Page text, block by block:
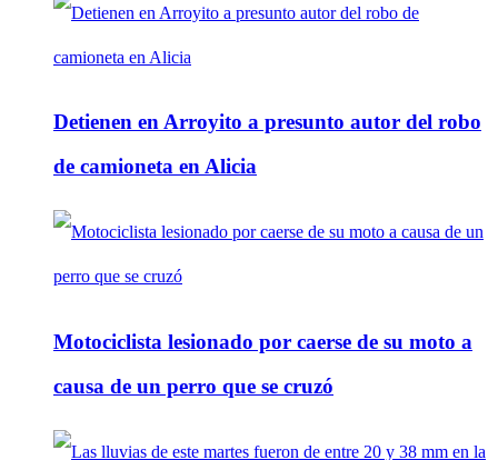
Detienen en Arroyito a presunto autor del robo
de camioneta en Alicia
Motociclista lesionado por caerse de su moto a
causa de un perro que se cruzó